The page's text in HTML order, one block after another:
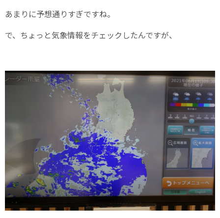
あまりに予想通りすぎですね。
で、ちょっと気象情報をチェックしたんですが、